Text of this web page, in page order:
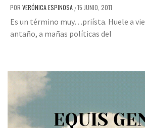
POR VERÓNICA ESPINOSA /15 JUNIO, 2011
Es un término muy…priísta. Huele a
antaño, a mañas políticas del